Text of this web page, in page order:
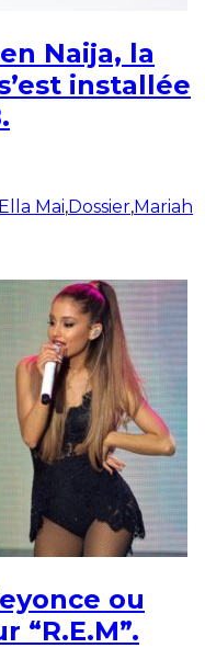
Naija, la
installée
Ella Mai,Dossier,Mariah
ou
“R.E.M”.